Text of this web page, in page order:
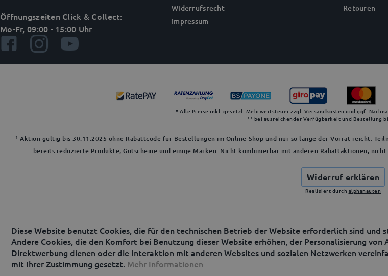
Öffnungszeiten Click & Collect:
Mo-Fr, 09:00 - 15:00 Uhr
Widerrufsrecht
Impressum
Retouren
* Alle Preise inkl. gesetzl. Mehrwertsteuer zzgl.Versandkosten und ggf.
** bei ausreichender Verfügbarkeit und Bestellung
1 Aktion gültig bis 30.11.2025 ohne Rabattcode für Bestellungen im Online-Shop und nur so lange der Vorrat reicht.
bereits reduzierte Produkte, Gutscheine und einige Marken. Nicht kombinierbar mit anderen Rabattaktionen,
Widerruf erklären
Realisiert durch alphanauten
Diese Website benutzt Cookies, die für den technischen Betrieb der Website erforderlich sind und
Andere Cookies, die den Komfort bei Benutzung dieser Website erhöhen, der Personalisierung von
Direktwerbung dienen oder die Interaktion mit anderen Websites und sozialen Netzwerken
mit Ihrer Zustimmung gesetzt. Mehr Informationen